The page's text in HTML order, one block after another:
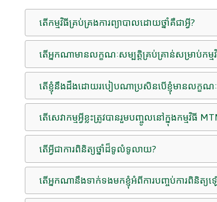
តើកម្មវិធីគ្រប់គ្រងការព្យាបាលដោយថ្នាំគឺជាអ្វី?
តើអ្នកណាមានលក្ខណៈសម្បត្តិគ្រប់គ្រាន់សម្រាប់កម្ម
តើ​ខ្ញុំ​នឹង​ដឹង​ដោយ​របៀប​ណា​ប្រសិនបើ​ខ្ញុំ​មាន​លក្ខណៈ
តើសេវាកម្មអ្វីខ្លះត្រូវបានរួមបញ្ចូលនៅក្នុងកម្មវិធី
តើអ្វីជាការពិនិត្យថ្នាំដ៏ទូលំទូលាយ?
តើអ្នកណានឹងទាក់ទងមកខ្ញុំអំពីការបញ្ចប់ការពិនិត្យ